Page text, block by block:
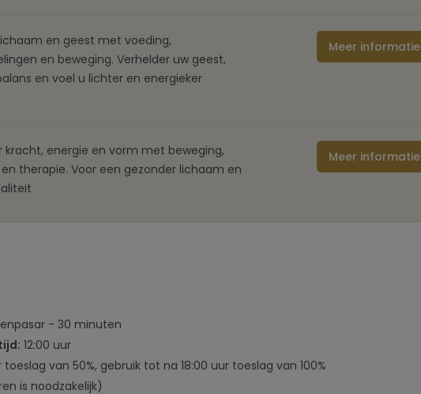
en geest met voeding,
en beweging. Verhelder uw geest,
en voel u lichter en energieker
Meer informatie
kracht, energie en vorm met beweging,
therapie. Voor een gezonder lichaam en
Meer informatie
- 30 minuten
12:00 uur
van 50%, gebruik tot na 18:00 uur toeslag van 100%
is noodzakelijk)